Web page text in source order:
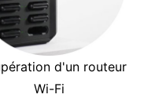
d'un routeur
Wi-Fi